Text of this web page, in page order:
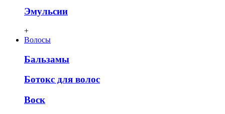
Эмульсии
+
Волосы
Бальзамы
Ботокс для волос
Воск